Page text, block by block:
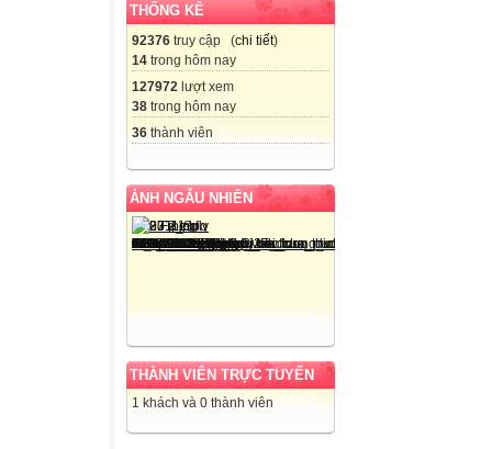
THỐNG KÊ
92376 truy cập (chi tiết)
14 trong hôm nay
127972 lượt xem
38 trong hôm nay
36 thành viên
ẢNH NGẪU NHIÊN
THÀNH VIÊN TRỰC TUYẾN
1 khách và 0 thành viên